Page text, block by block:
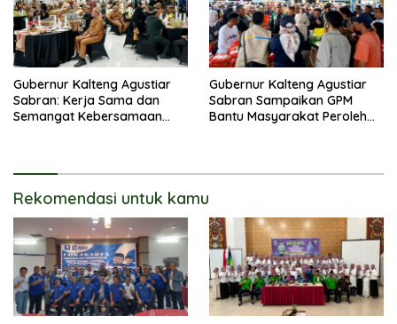
Gubernur Kalteng Agustiar
Sabran: Kerja Sama dan
Semangat Kebersamaan
Gubernur Kalteng Agustiar
Sabran Sampaikan GPM
Bantu Masyarakat Peroleh
Rekomendasi untuk kamu